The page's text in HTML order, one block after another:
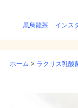
黒烏龍茶 インス
ホーム > ラクリス乳酸